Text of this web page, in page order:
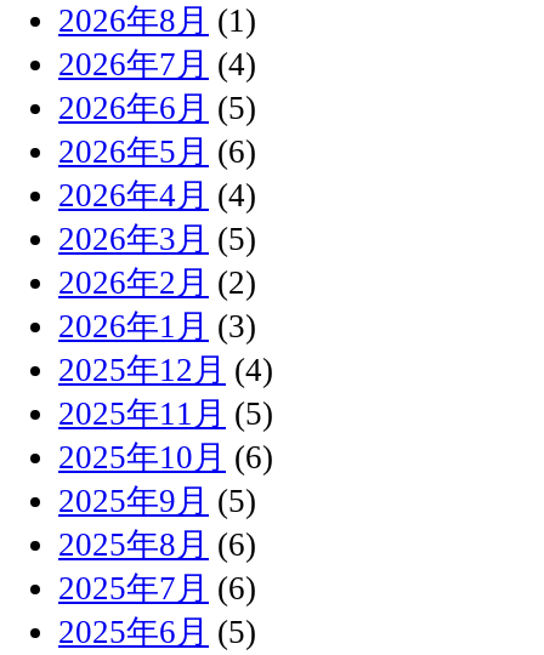
2026年8月 (1)
2026年7月 (4)
2026年6月 (5)
2026年5月 (6)
2026年4月 (4)
2026年3月 (5)
2026年2月 (2)
2026年1月 (3)
2025年12月 (4)
2025年11月 (5)
2025年10月 (6)
2025年9月 (5)
2025年8月 (6)
2025年7月 (6)
2025年6月 (5)